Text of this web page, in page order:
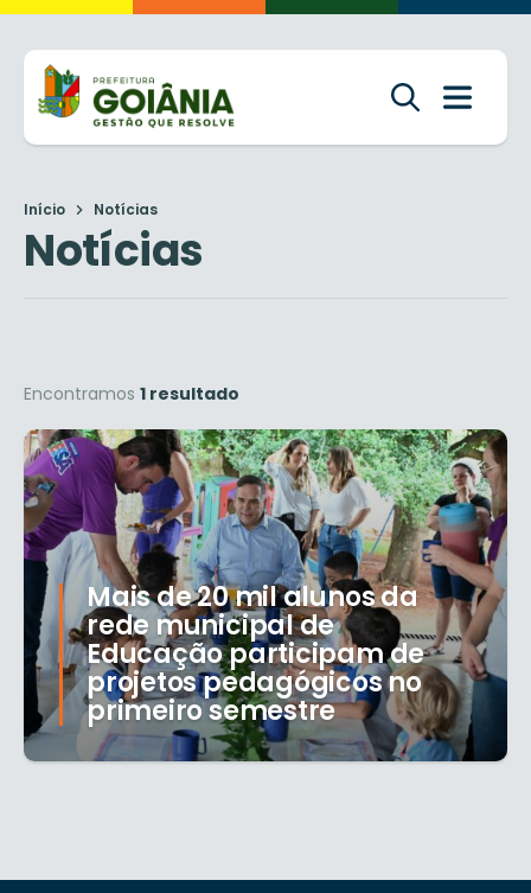
Início Notícias
Notícias
Encontramos 1 resultado
Mais de 20 mil alunos da
rede municipal de
Educação participam de
projetos pedagógicos no
primeiro semestre